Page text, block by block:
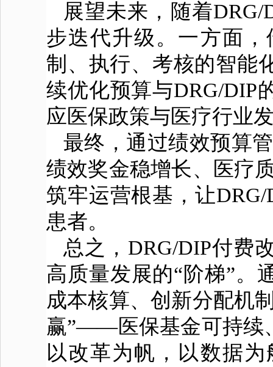
展望未来，随着
步迭代升级。一方面
制、执行、考核的智能
续优化预算与DRG/DIP
应医保政策与医疗行业
最终，通过绩效预算
绩效奖金稳增长、医疗
筑牢运营根基，让
患者。
总之，DRG/DIP付费
高质量发展的“阶梯”。
成本核算、创新分配机
赢”——医保基金可持续
以改革为帆，以数据